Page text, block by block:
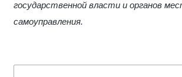
государственной власти и органов
самоуправления.